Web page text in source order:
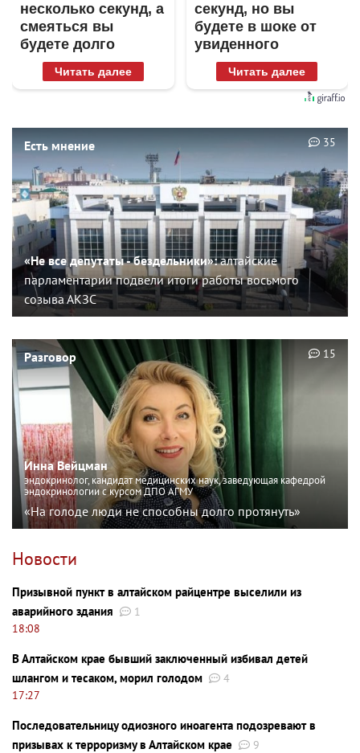
несколько секунд, а
смеяться вы
будете долго
Читать далее
секунд, но вы
будете в шоке от
увиденного
Читать далее
Есть мнение
«Не все депутаты - бездельники»:алтайские
парламентарии подвели итоги работы восьмого
созыва АКЗС
35
Разговор
Инна Вейцман
эндокринолог, кандидат медицинских наук, заведующая кафедрой
эндокринологии с курсом ДПО АГМУ
«На голоде люди не способны долго протянуть»
15
Новости
Призывной пункт в алтайском райцентре выселили из
аварийного здания
1
18:08
В Алтайском крае бывший заключенный избивал детей
шлангом и тесаком, морил голодом
4
17:27
Последовательницу одиозного иноагента подозревают в
призывах к терроризму в Алтайском крае
9